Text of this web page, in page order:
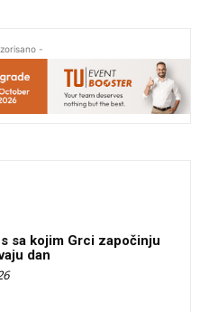
-
sa kojim Grci započinju
dan